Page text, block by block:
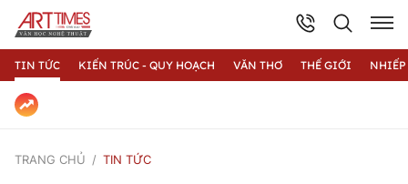
TIN TỨC KIẾN TRÚC - QUY HOẠCH VĂN THƠ THẾ GIỚI
TRANG CHỦ TIN TỨC